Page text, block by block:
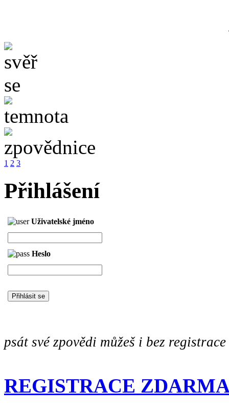
1 2 3
Přihlášení
Uživatelské jméno
Heslo
psát své zpovědi můžeš i bez registrace
REGISTRACE